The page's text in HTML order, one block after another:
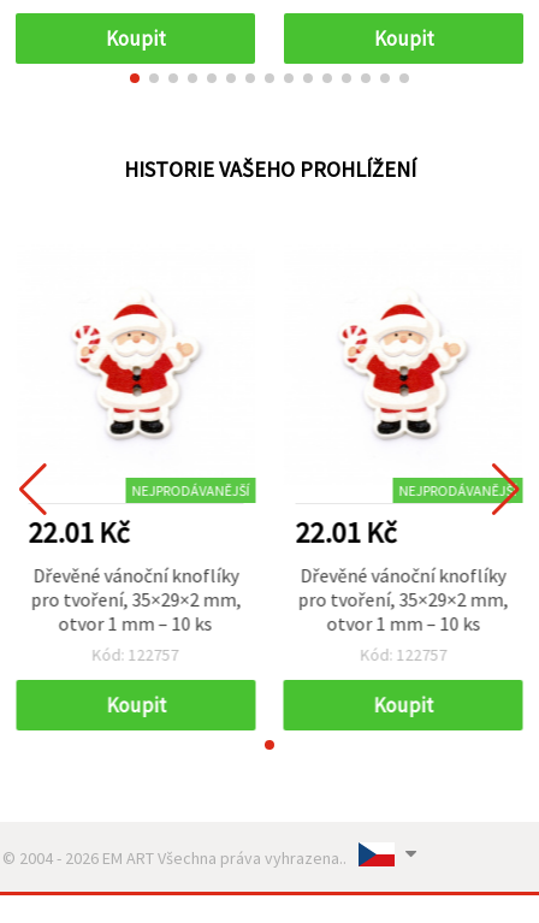
Koupit Koupit
HISTORIE VAŠEHO PROHLÍŽENÍ
NEJPRODÁVANĚJŠÍ
22.01 Kč
Dřevěné vánoční knoflíky
pro tvoření, 35×29×2 mm,
otvor 1 mm – 10 ks
Kód: 122757
Koupit
NEJPRODÁVANĚJŠÍ
22.01 Kč
Dřevěné vánoční knoflíky
pro tvoření, 35×29×2 mm,
otvor 1 mm – 10 ks
Kód: 122757
Koupit
© 2004 - 2026 EM ART Všechna práva vyhrazena..